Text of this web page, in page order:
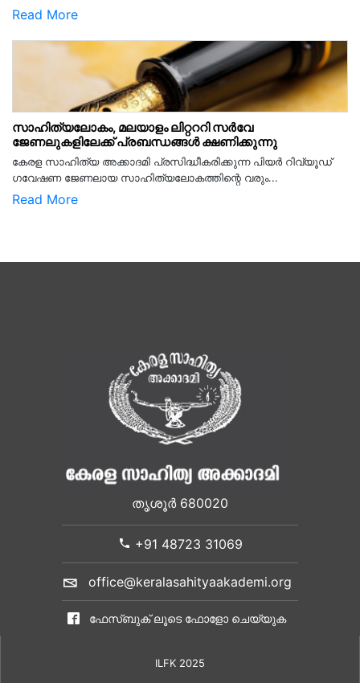
Read More
സാഹിത്യലോകം, മലയാളം ലിറ്റററി സർവേ
ജേണലുകളിലേക്ക് പ്രബന്ധങ്ങൾ ക്ഷണിക്കുന്നു
കേരള സാഹിത്യ അക്കാദമി പ്രസിദ്ധീകരിക്കുന്ന പിയര്‍ റിവ്യൂഡ്
ഗവേഷണ ജേണലായ സാഹിത്യലോകത്തിന്റെ വരും...
Read More
തൃശൂർ 680020
+91 48723 31069
office@keralasahityaakademi.org
ഫേസ്ബുക് ലൂടെ ഫോളോ ചെയ്യുക
ILFK 2025